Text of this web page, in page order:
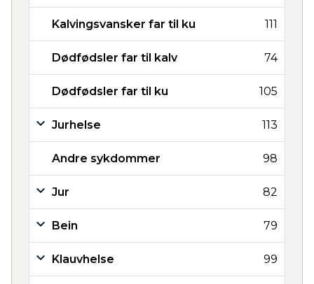
Kalvingsvansker far til ku 111
Dødfødsler far til kalv 74
Dødfødsler far til ku 105
Jurhelse 113
Andre sykdommer 98
Jur 82
Bein 79
Klauvhelse 99